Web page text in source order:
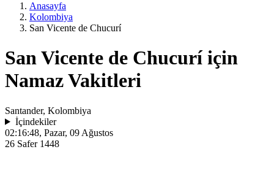
Anasayfa
Kolombiya
San Vicente de Chucurí
San Vicente de Chucurí için
Namaz Vakitleri
Santander, Kolombiya
İçindekiler
02:16:48, Pazar, 09 Ağustos
26 Safer 1448